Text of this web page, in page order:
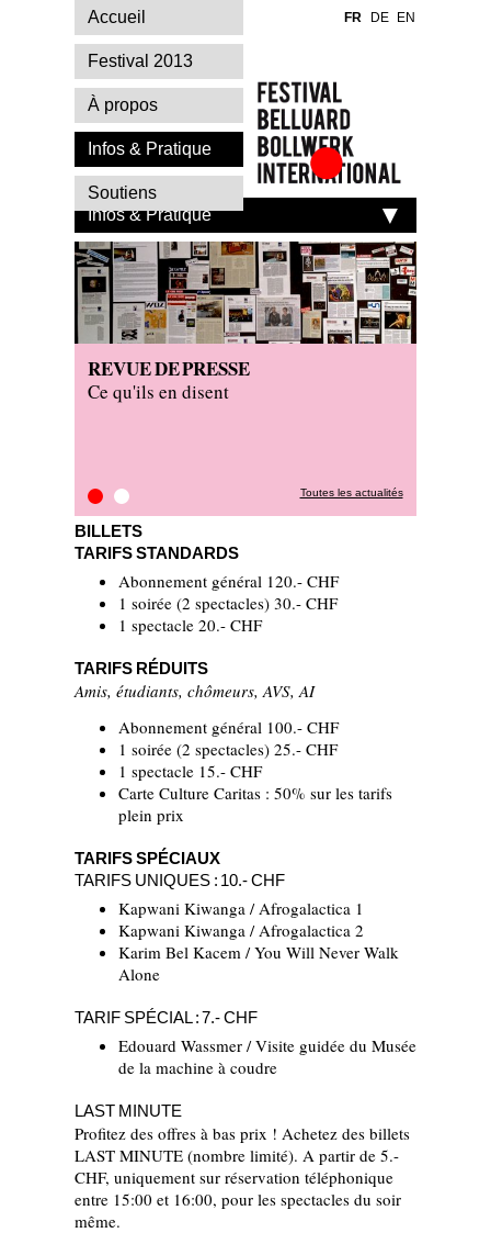
Festival Belluard
International
Infos & Pratique
REVUE DE PRESSE
Ce qu'ils en disent
Revue de presse On tour
Toutes les actualités
BILLETS
TARIFS STANDARDS
Abonnement général 120.- CHF
1 soirée (2 spectacles) 30.- CHF
1 spectacle 20.- CHF
TARIFS RÉDUITS
Amis, étudiants, chômeurs, AVS, AI
Abonnement général 100.- CHF
1 soirée (2 spectacles) 25.- CHF
1 spectacle 15.- CHF
Carte Culture Caritas : 50% sur les tarifs
plein prix
TARIFS SPÉCIAUX
TARIFS UNIQUES : 10.- CHF
Kapwani Kiwanga / Afrogalactica 1
Kapwani Kiwanga / Afrogalactica 2
Karim Bel Kacem / You Will Never Walk
Alone
TARIF SPÉCIAL : 7.- CHF
Edouard Wassmer / Visite guidée du Musée
de la machine à coudre
LAST MINUTE
Profitez des offres à bas prix ! Achetez des billets
LAST MINUTE (nombre limité). A partir de 5.-
CHF, uniquement sur réservation téléphonique
entre 15:00 et 16:00, pour les spectacles du soir
même.
Accueil
Festival 2013
À propos
Infos & Pratique
Soutiens
FR DE EN